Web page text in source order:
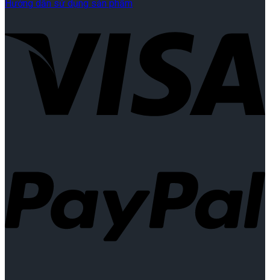
Hướng dẫn sử dụng sản phẩm